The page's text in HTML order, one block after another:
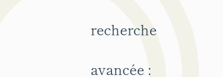
recherche
avancée :